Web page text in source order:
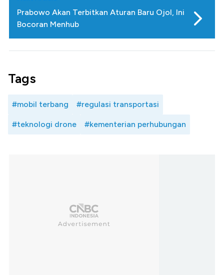
Prabowo Akan Terbitkan Aturan Baru Ojol, Ini
Bocoran Menhub
Tags
#mobil terbang #regulasi transportasi
#teknologi drone #kementerian perhubungan